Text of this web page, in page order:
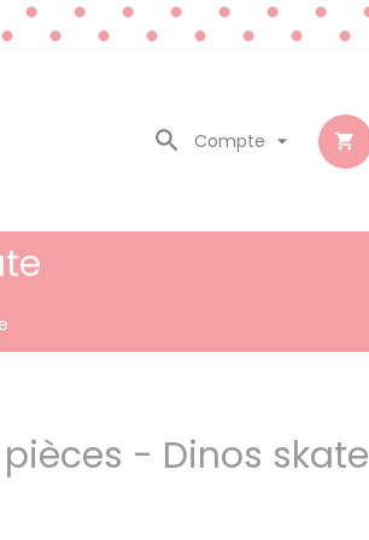

Compte 

- Dinos skate